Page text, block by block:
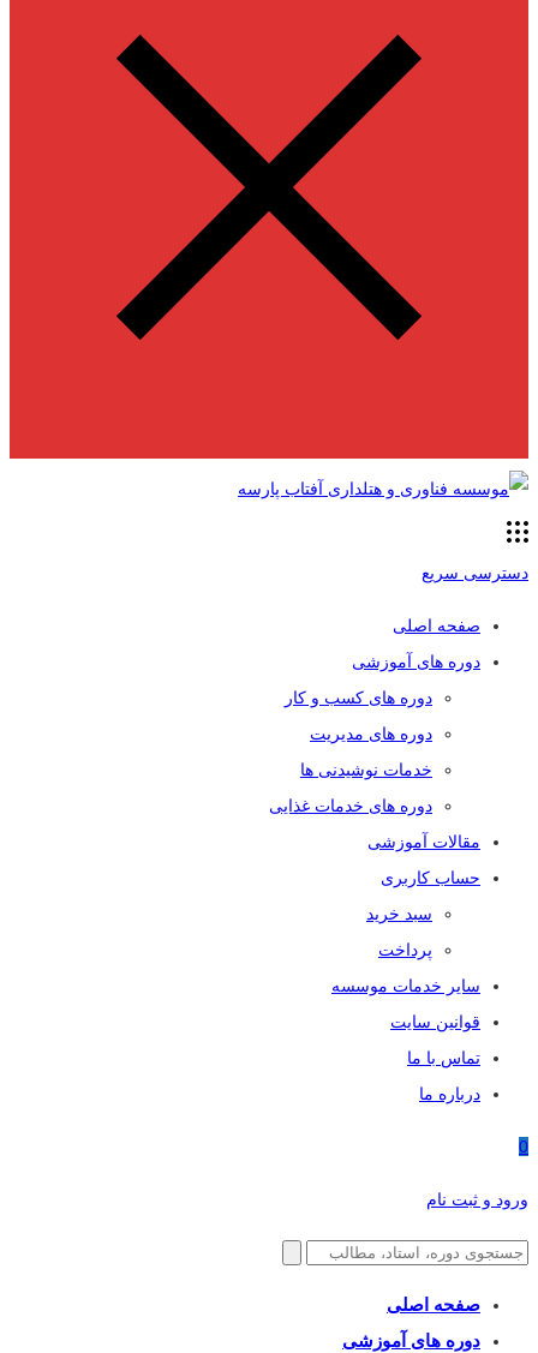
دسترسی سریع
صفحه اصلی
دوره های آموزشی
دوره های کسب و کار
دوره های مدیریت
خدمات نوشیدنی ها
دوره های خدمات غذایی
مقالات آموزشی
حساب کاربری
سبد خرید
پرداخت
سایر خدمات موسسه
قوانین سایت
تماس با ما
درباره ما
0
ورود و ثبت نام
صفحه اصلی
دوره های آموزشی